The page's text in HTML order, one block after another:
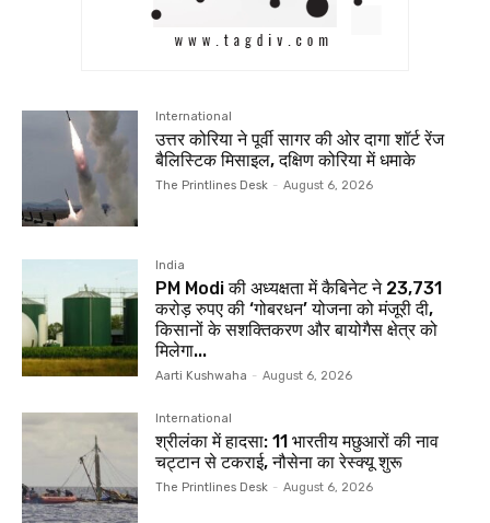
International
उत्तर कोरिया ने पूर्वी सागर की ओर दागा शॉर्ट रेंज
बैलिस्टिक मिसाइल, दक्षिण कोरिया में धमाके
The Printlines Desk - August 6, 2026
India
PM Modi की अध्यक्षता में कैबिनेट ने 23,731
करोड़ रुपए की ‘गोबरधन’ योजना को मंजूरी दी,
किसानों के सशक्तिकरण और बायोगैस क्षेत्र को
मिलेगा...
Aarti Kushwaha - August 6, 2026
International
श्रीलंका में हादसा: 11 भारतीय मछुआरों की नाव
चट्टान से टकराई, नौसेना का रेस्क्यू शुरू
The Printlines Desk - August 6, 2026